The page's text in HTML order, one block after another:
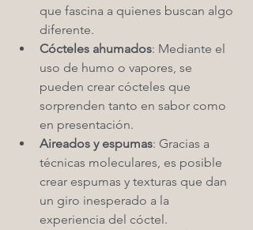
que fascina a quienes buscan algo
diferente.
Cócteles ahumados: Mediante el
uso de humo o vapores, se
pueden crear cócteles que
sorprenden tanto en sabor como
en presentación.
Aireados y espumas: Gracias a
técnicas moleculares, es posible
crear espumas y texturas que dan
un giro inesperado a la
experiencia del cóctel.